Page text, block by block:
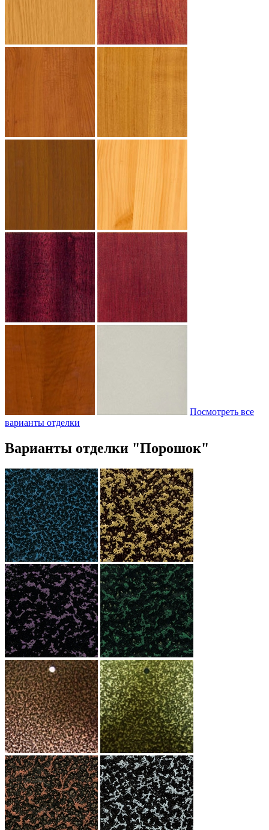
Посмотреть все
варианты отделки
Варианты отделки "Порошок"